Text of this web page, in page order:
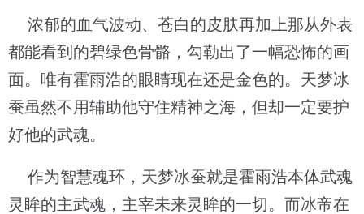
浓郁的血气波动、苍白的皮肤再加上那从外表
都能看到的碧绿色骨骼，勾勒出了一幅恐怖的画
面。唯有霍雨浩的眼睛现在还是金色的。天梦冰
蚕虽然不用辅助他守住精神之海，但却一定要护
好他的武魂。
作为智慧魂环，天梦冰蚕就是霍雨浩本体武魂
灵眸的主武魂，主宰未来灵眸的一切。而冰帝在